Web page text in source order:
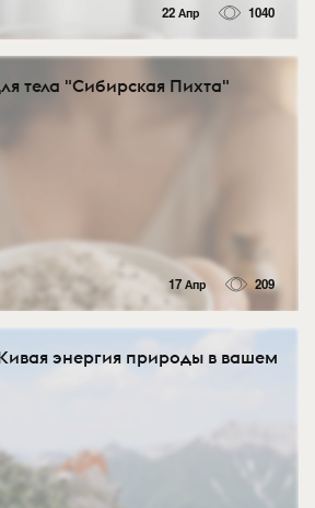
22 Апр 1040
тела "Сибирская Пихта"
17 Апр 209
энергия природы в вашем